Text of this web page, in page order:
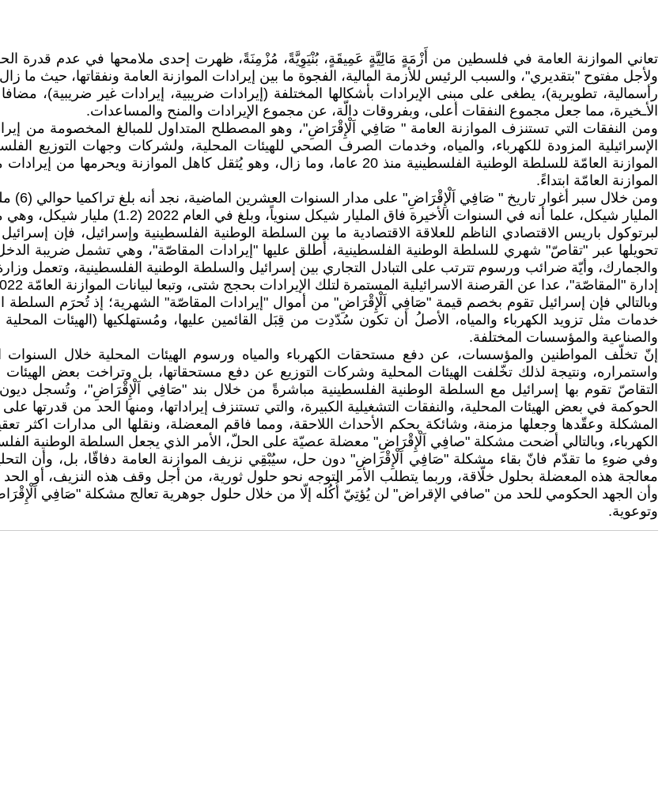
تعاني الموازنة العامة في فلسطين من أَزْمَةٍ مَالِيَّةٍ عَمِيقَةٍ، بُنْيَوِيَّةً، مُزْمِنَةً، ظهرت إحدى ملامحها في عدم قدرة
ولأجل مفتوح "بتقديري"، والسبب الرئيس للأزمة المالية، الفجوة ما بين إيرادات الموازنة العامة ونفقاتها، حيث ما
رأسمالية، تطويرية)، يطغى على مبنى الإيرادات بأشكالها المختلفة (إيرادات ضريبية، إيرادات غير ضريبية)،
الأـخيرة، مما جعل مجموع النفقات أعلى، وبفروقات دالّة، عن مجموع الإيرادات والمنح والمساعدات.
ومن النفقات التي تستنزف الموازنة العامة " صَافِي اَلْإِقْرَاضِ"، وهو المصطلح المتداول للمبالغ المخصومة من
الإسرائيلية المزودة للكهرباء، والمياه، وخدمات الصرف الصحي للهيئات المحلية، ولشركات وجهات التوزيع
الموازنة العامّة للسلطة الوطنية الفلسطينية منذ 20 عاما، وما زال، وهو يُثقل كاهل
الموازنة العامّة ابتداءً.
المليار شيكل، علما أنه في السنوات
لبرتوكول باريس الاقتصادي الناظم للعلاقة الاقتصادية ما بين السلطة الوطنية الفلسطينية وإسرائيل، فإن
تحويلها عبر "تقاصّ" شهري للسلطة الوطنية الفلسطينية، أُطلق عليها "إيرادات المقاصّة"، وهي تشمل ضريبة
إدارة "المقاصّة"، عدا عن القرصنة الاسرائيلية المستمرة لتلك الإيرادات بحجج شتى، وتبعا لبيانات الموازنة العامّة 2022م، فانّ قيمة "إيرادات المقاصّة" بلغت (10.4) مليار شيكل.
وبالتالي فإن إسرائيل تقوم بخصم قيمة "صَافِي اَلْإِقْرَاضِ" من أموال "إيرادات المقاصّة" الشهرية؛ إذ تُحرَم السلطة
خدمات مثل تزويد الكهرباء والمياه، الأصلُ أن تكون سُدّدِت من قِبَل القائمين عليها، ومُستهلكيها (الهيئات
والصناعية والمؤسسات المختلفة.
إنّ تخلّف المواطنين والمؤسسات، عن دفع مستحقات الكهرباء والمياه ورسوم الهيئات المحلية خلال السنوات
واستمراره، ونتيجة لذلك تخّلفت الهيئات المحلية وشركات التوزيع عن دفع مستحقاتها، بل وتراخت بعض
التقاصّ تقوم بها إسرائيل مع السلطة الوطنية الفلسطينية مباشرةً من خلال بند "صَافِي اَلْإِقْرَاضِ"، وتُسجل
الحوكمة في بعض الهيئات المحلية، والنفقات التشغيلية الكبيرة، والتي تستنزف إيراداتها، ومنها الحد من
المشكلة وعقّدها وجعلها مزمنة، وشائكة بحكم الأحداث اللاحقة، ومما فاقم المعضلة، ونقلها الى مدارات
الكهرباء، وبالتالي أضحت مشكلة "صافِي اَلْإِقْرَاضِ" معضلة عصيّة على الحلّ، الأمر الذي يجعل السلطة الوطنية
وفي ضوءِ ما تقدّم فانّ بقاء مشكلة "صَافِي اَلْإِقْرَاضِ" دون حل، سيُبْقِي نزيف الموازنة العامة دفاقّا، بل، وأن
معالجة هذه المعضلة بحلول خلّاقة، وربما يتطلب الأمر التوجه نحو حلول ثورية، من أجل وقف هذه النزيف، أو
وأن الجهد الحكومي للحد من "صافي الإقراض" لن يُؤتِيّ أُكُله إلّا من خلال حلول جوهرية تعالج مشكلة "صَافِي
وتوعوية.